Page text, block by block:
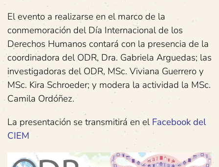
El evento a realizarse en el marco de la
conmemoración del Día Internacional de los
Derechos Humanos contará con la presencia de la
coordinadora del ODR, Dra. Gabriela Arguedas; las
investigadoras del ODR, MSc. Viviana Guerrero y
MSc. Kira Schroeder; y modera la actividad la MSc.
Camila Ordóñez.
La presentación se transmitirá en elFacebook del
CIEM